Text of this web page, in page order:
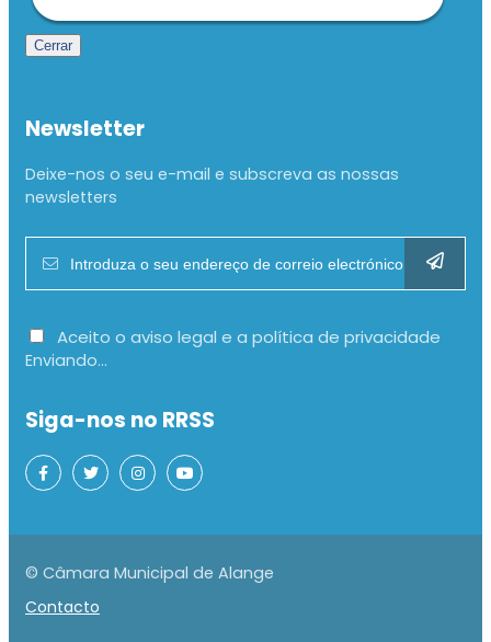
Cerrar
Newsletter
Deixe-nos o seu e-mail e subscreva as nossas
newsletters
Aceito o aviso legal e a política de privacidade
Enviando...
Siga-nos no RRSS
© Câmara Municipal de Alange
Contacto